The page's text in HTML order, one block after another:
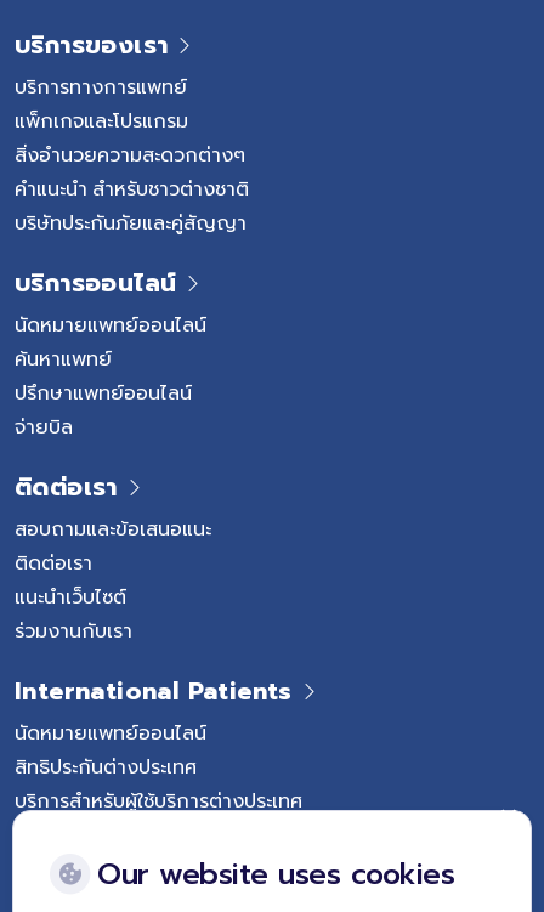
บริการของเรา
บริการทางการแพทย์
แพ็กเกจและโปรแกรม
สิ่งอำนวยความสะดวกต่างๆ
คำแนะนำ สำหรับชาวต่างชาติ
บริษัทประกันภัยและคู่สัญญา
บริการออนไลน์
นัดหมายแพทย์ออนไลน์
ค้นหาแพทย์
ปรึกษาแพทย์ออนไลน์
จ่ายบิล
ติดต่อเรา
สอบถามและข้อเสนอแนะ
ติดต่อเรา
แนะนำเว็บไซต์
ร่วมงานกับเรา
International Patients
นัดหมายแพทย์ออนไลน์
สิทธิประกันต่างประเทศ
บริการสำหรับผู้ใช้บริการต่างประเทศ
Follow Vejthani International Hospital
Our website uses cookies